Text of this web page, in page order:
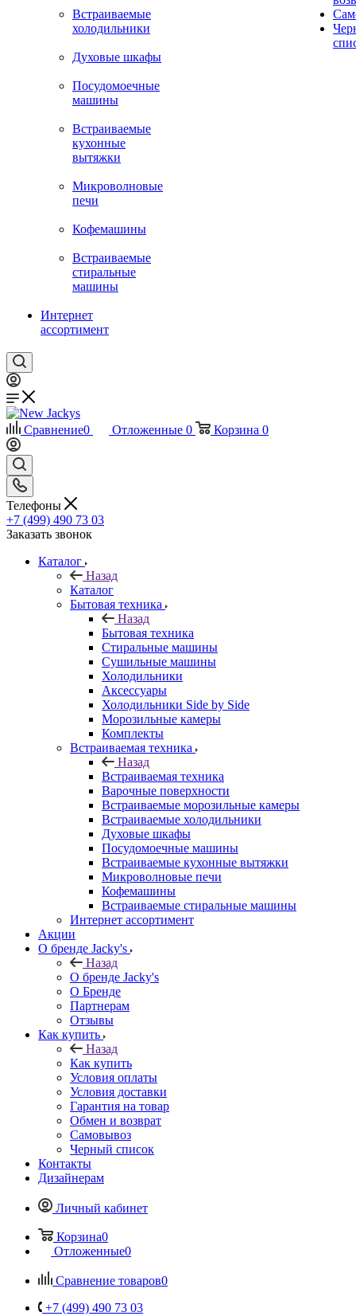
Встраиваемые
холодильники
Духовые шкафы
Посудомоечные
машины
Встраиваемые
кухонные
вытяжки
Микроволновые
печи
Кофемашины
Встраиваемые
стиральные
машины
Интернет
ассортимент
Сравнение0 Отложенные 0 Корзина 0
Телефоны
+7 (499) 490 73 03
Заказать звонок
Каталог
Назад
Каталог
Бытовая техника
Назад
Бытовая техника
Стиральные машины
Сушильные машины
Холодильники
Аксессуары
Холодильники Side by Side
Морозильные камеры
Комплекты
Встраиваемая техника
Назад
Встраиваемая техника
Варочные поверхности
Встраиваемые морозильные камеры
Встраиваемые холодильники
Духовые шкафы
Посудомоечные машины
Встраиваемые кухонные вытяжки
Микроволновые печи
Кофемашины
Встраиваемые стиральные машины
Интернет ассортимент
Акции
О бренде Jacky's
Назад
О бренде Jacky's
О Бренде
Партнерам
Отзывы
Как купить
Назад
Как купить
Условия оплаты
Условия доставки
Гарантия на товар
Обмен и возврат
Самовывоз
Черный список
Контакты
Дизайнерам
Личный кабинет
Корзина0
Отложенные0
Сравнение товаров0
+7 (499) 490 73 03